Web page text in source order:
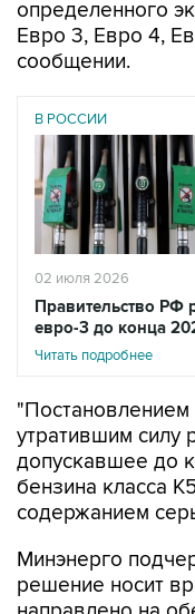
сообщении.
В РОССИИ
02 июля 2026
Правительство РФ
евро-3 до конца
Читать подробнее
"Постановлением
допускавшее до
бензина класса
содержанием
Минэнерго
направлено на
снабжения